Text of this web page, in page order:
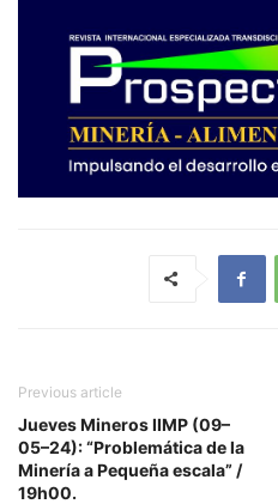
Previous article
Jueves Mineros IIMP (09–
05–24): “Problemática de la
Minería a Pequeña escala” /
19h00.